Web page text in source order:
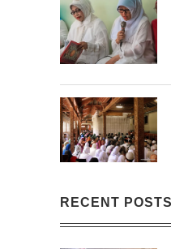
RECENT POSTS